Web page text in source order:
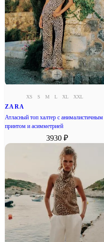
XS S M L XL XXL
ZARA
Атласный топ халтер с анималистичным
принтом и асимметрией
3930 ₽